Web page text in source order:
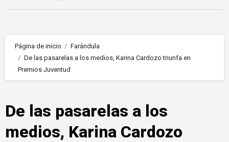
Página de inicio
Farándula
De las pasarelas a los medios, Karina Cardozo triunfa en
Premios Juventud
De las pasarelas a los
medios, Karina Cardozo